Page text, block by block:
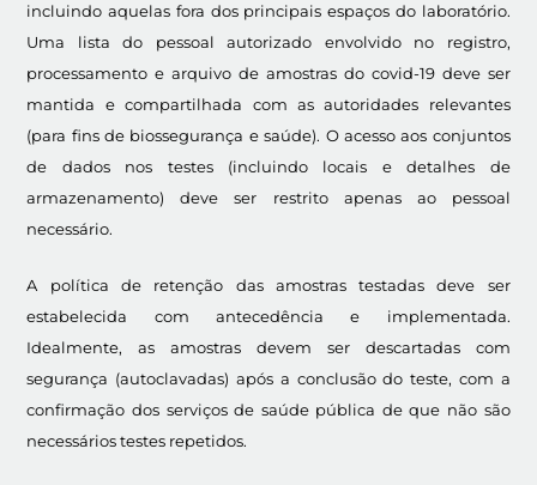
incluindo aquelas fora dos principais espaços do laboratório.
Uma lista do pessoal autorizado envolvido no registro,
processamento e arquivo de amostras do covid-19 deve ser
mantida e compartilhada com as autoridades relevantes
(para fins de biossegurança e saúde). O acesso aos conjuntos
de dados nos testes (incluindo locais e detalhes de
armazenamento) deve ser restrito apenas ao pessoal
necessário.
A política de retenção das amostras testadas deve ser
estabelecida com antecedência e implementada.
Idealmente, as amostras devem ser descartadas com
segurança (autoclavadas) após a conclusão do teste, com a
confirmação dos serviços de saúde pública de que não são
necessários testes repetidos.